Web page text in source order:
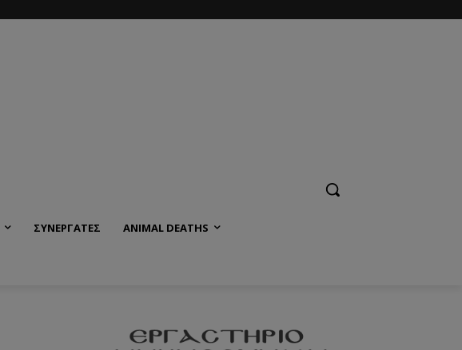
ΣΥΝΕΡΓΑΤΕΣ ANIMAL DEATHS